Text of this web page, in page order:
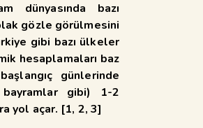
dünyasında bazı
gözle görülmesini
gibi bazı ülkeler
hesaplamaları baz
günlerinde
bayramlar gibi) 1-2
yol açar. [1, 2, 3]